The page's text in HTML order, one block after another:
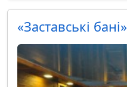
«Заставські бані»